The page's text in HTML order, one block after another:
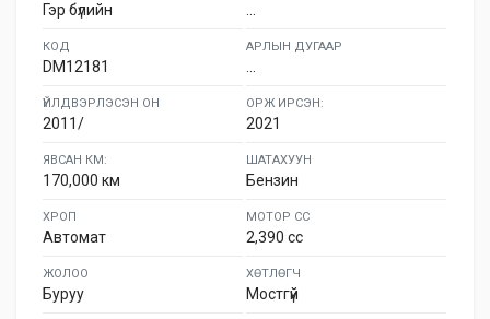
Гэр бүлийн
КОД
DM12181
АРЛЫН ДУГААР
ҮЙЛДВЭРЛЭСЭН ОН
2011/
ОРЖ ИРСЭН:
2021
ЯВСАН КМ:
170,000 км
ШАТАХУУН
Бензин
ХРОП
Автомат
МОТОР СС
2,390 cc
ЖОЛОО
Буруу
ХӨТЛӨГЧ
Мостгүй